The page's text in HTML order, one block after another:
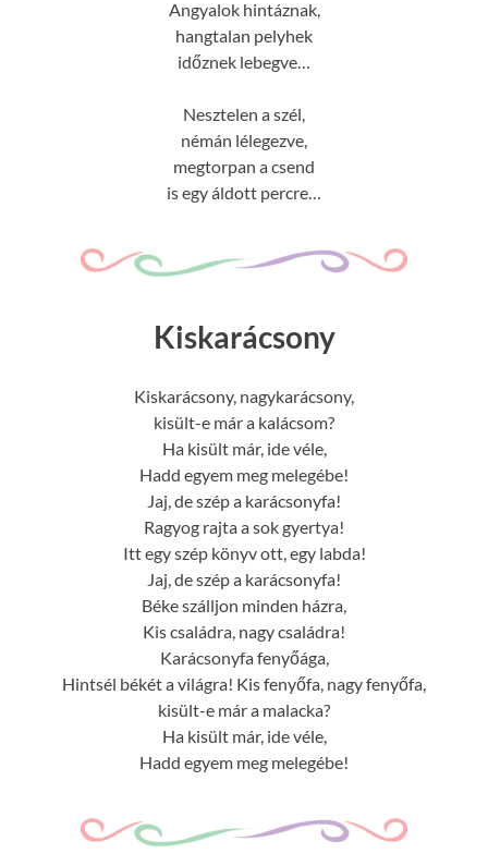
Angyalok hintáznak,
hangtalan pelyhek
időznek lebegve…
Nesztelen a szél,
némán lélegezve,
megtorpan a csend
is egy áldott percre…
Kiskarácsony
Kiskarácsony, nagykarácsony,
kisült-e már a kalácsom?
Ha kisült már, ide véle,
Hadd egyem meg melegébe!
Jaj, de szép a karácsonyfa!
Ragyog rajta a sok gyertya!
Itt egy szép könyv ott, egy labda!
Jaj, de szép a karácsonyfa!
Béke szálljon minden házra,
Kis családra, nagy családra!
Karácsonyfa fenyőága,
Hintsél békét a világra! Kis fenyőfa, nagy fenyőfa,
kisült-e már a malacka?
Ha kisült már, ide véle,
Hadd egyem meg melegébe!